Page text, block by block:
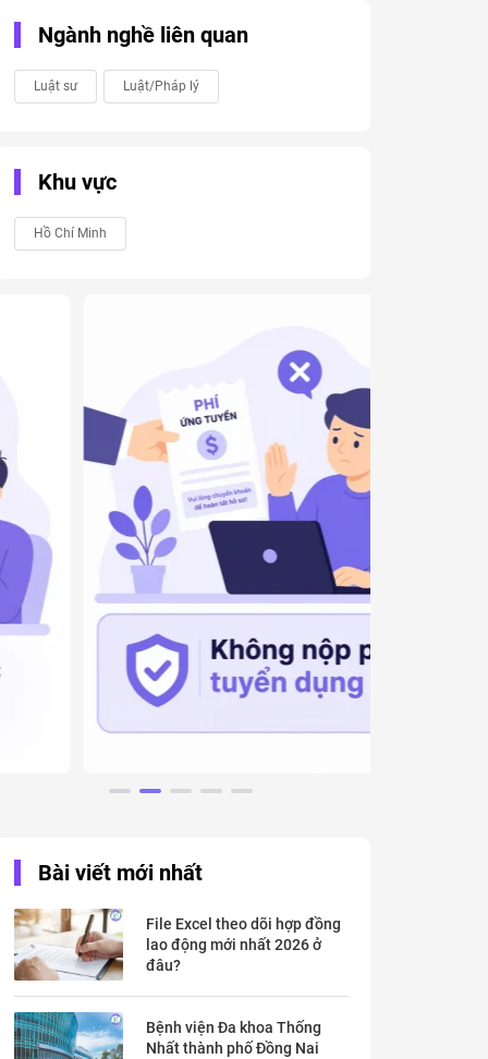
Ngành nghề liên quan
Luật sư Luật/Pháp lý
Khu vực
Hồ Chí Minh
Bài viết mới nhất
File Excel theo dõi hợp đồng
lao động mới nhất 2026 ở
đâu?
Bệnh viện Đa khoa Thống
Nhất thành phố Đồng Nai